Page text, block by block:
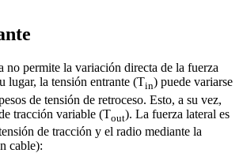
no permite la variación directa de la fuerza
lugar, la tensión entrante (Tin) puede variarse
de tensión de retroceso. Esto, a su vez,
tracción variable (Tout). La fuerza lateral es
de tracción y el radio mediante la
cable):